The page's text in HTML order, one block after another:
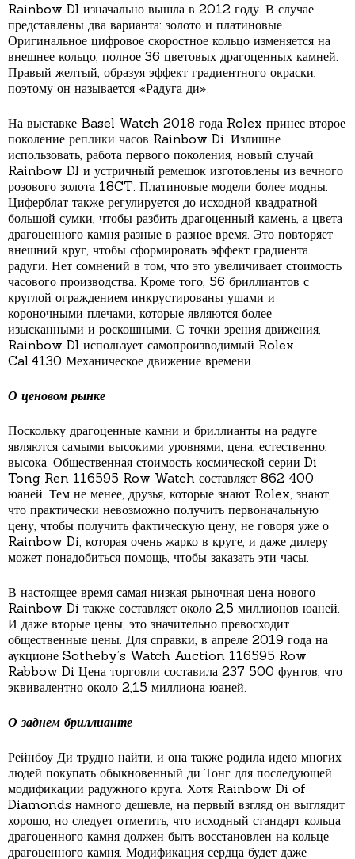
Rainbow DI изначально вышла в 2012 году. В случае
представлены два варианта: золото и платиновые.
Оригинальное цифровое скоростное кольцо изменяется на
внешнее кольцо, полное 36 цветовых драгоценных камней.
Правый желтый, образуя эффект градиентного окраски,
поэтому он называется «Радуга ди».
На выставке Basel Watch 2018 года Rolex принес второе
поколение реплики часов Rainbow Di. Излишне
использовать, работа первого поколения, новый случай
Rainbow DI и устричный ремешок изготовлены из вечного
розового золота 18CT. Платиновые модели более модны.
Циферблат также регулируется до исходной квадратной
большой сумки, чтобы разбить драгоценный камень, а цвета
драгоценного камня разные в разное время. Это повторяет
внешний круг, чтобы сформировать эффект градиента
радуги. Нет сомнений в том, что это увеличивает стоимость
часового производства. Кроме того, 56 бриллиантов с
круглой ограждением инкрустированы ушами и
короночными плечами, которые являются более
изысканными и роскошными. С точки зрения движения,
Rainbow DI использует самопроизводимый Rolex
Cal.4130 Механическое движение времени.
О ценовом рынке
Поскольку драгоценные камни и бриллианты на радуге
являются самыми высокими уровнями, цена, естественно,
высока. Общественная стоимость космической серии Di
Tong Ren 116595 Row Watch составляет 862 400
юаней. Тем не менее, друзья, которые знают Rolex, знают,
что практически невозможно получить первоначальную
цену, чтобы получить фактическую цену, не говоря уже о
Rainbow Di, которая очень жарко в круге, и даже дилеру
может понадобиться помощь, чтобы заказать эти часы.
В настоящее время самая низкая рыночная цена нового
Rainbow Di также составляет около 2,5 миллионов юаней.
И даже вторые цены, это значительно превосходит
общественные цены. Для справки, в апреле 2019 года на
аукционе Sotheby’s Watch Auction 116595 Row
Rabbow Di Цена торговли составила 237 500 фунтов, что
эквивалентно около 2,15 миллиона юаней.
О заднем бриллианте
Рейнбоу Ди трудно найти, и она также родила идею многих
людей покупать обыкновенный ди Тонг для последующей
модификации радужного круга. Хотя Rainbow Di of
Diamonds намного дешевле, на первый взгляд он выглядит
хорошо, но следует отметить, что исходный стандарт кольца
драгоценного камня должен быть восстановлен на кольце
драгоценного камня. Модификация сердца будет даже